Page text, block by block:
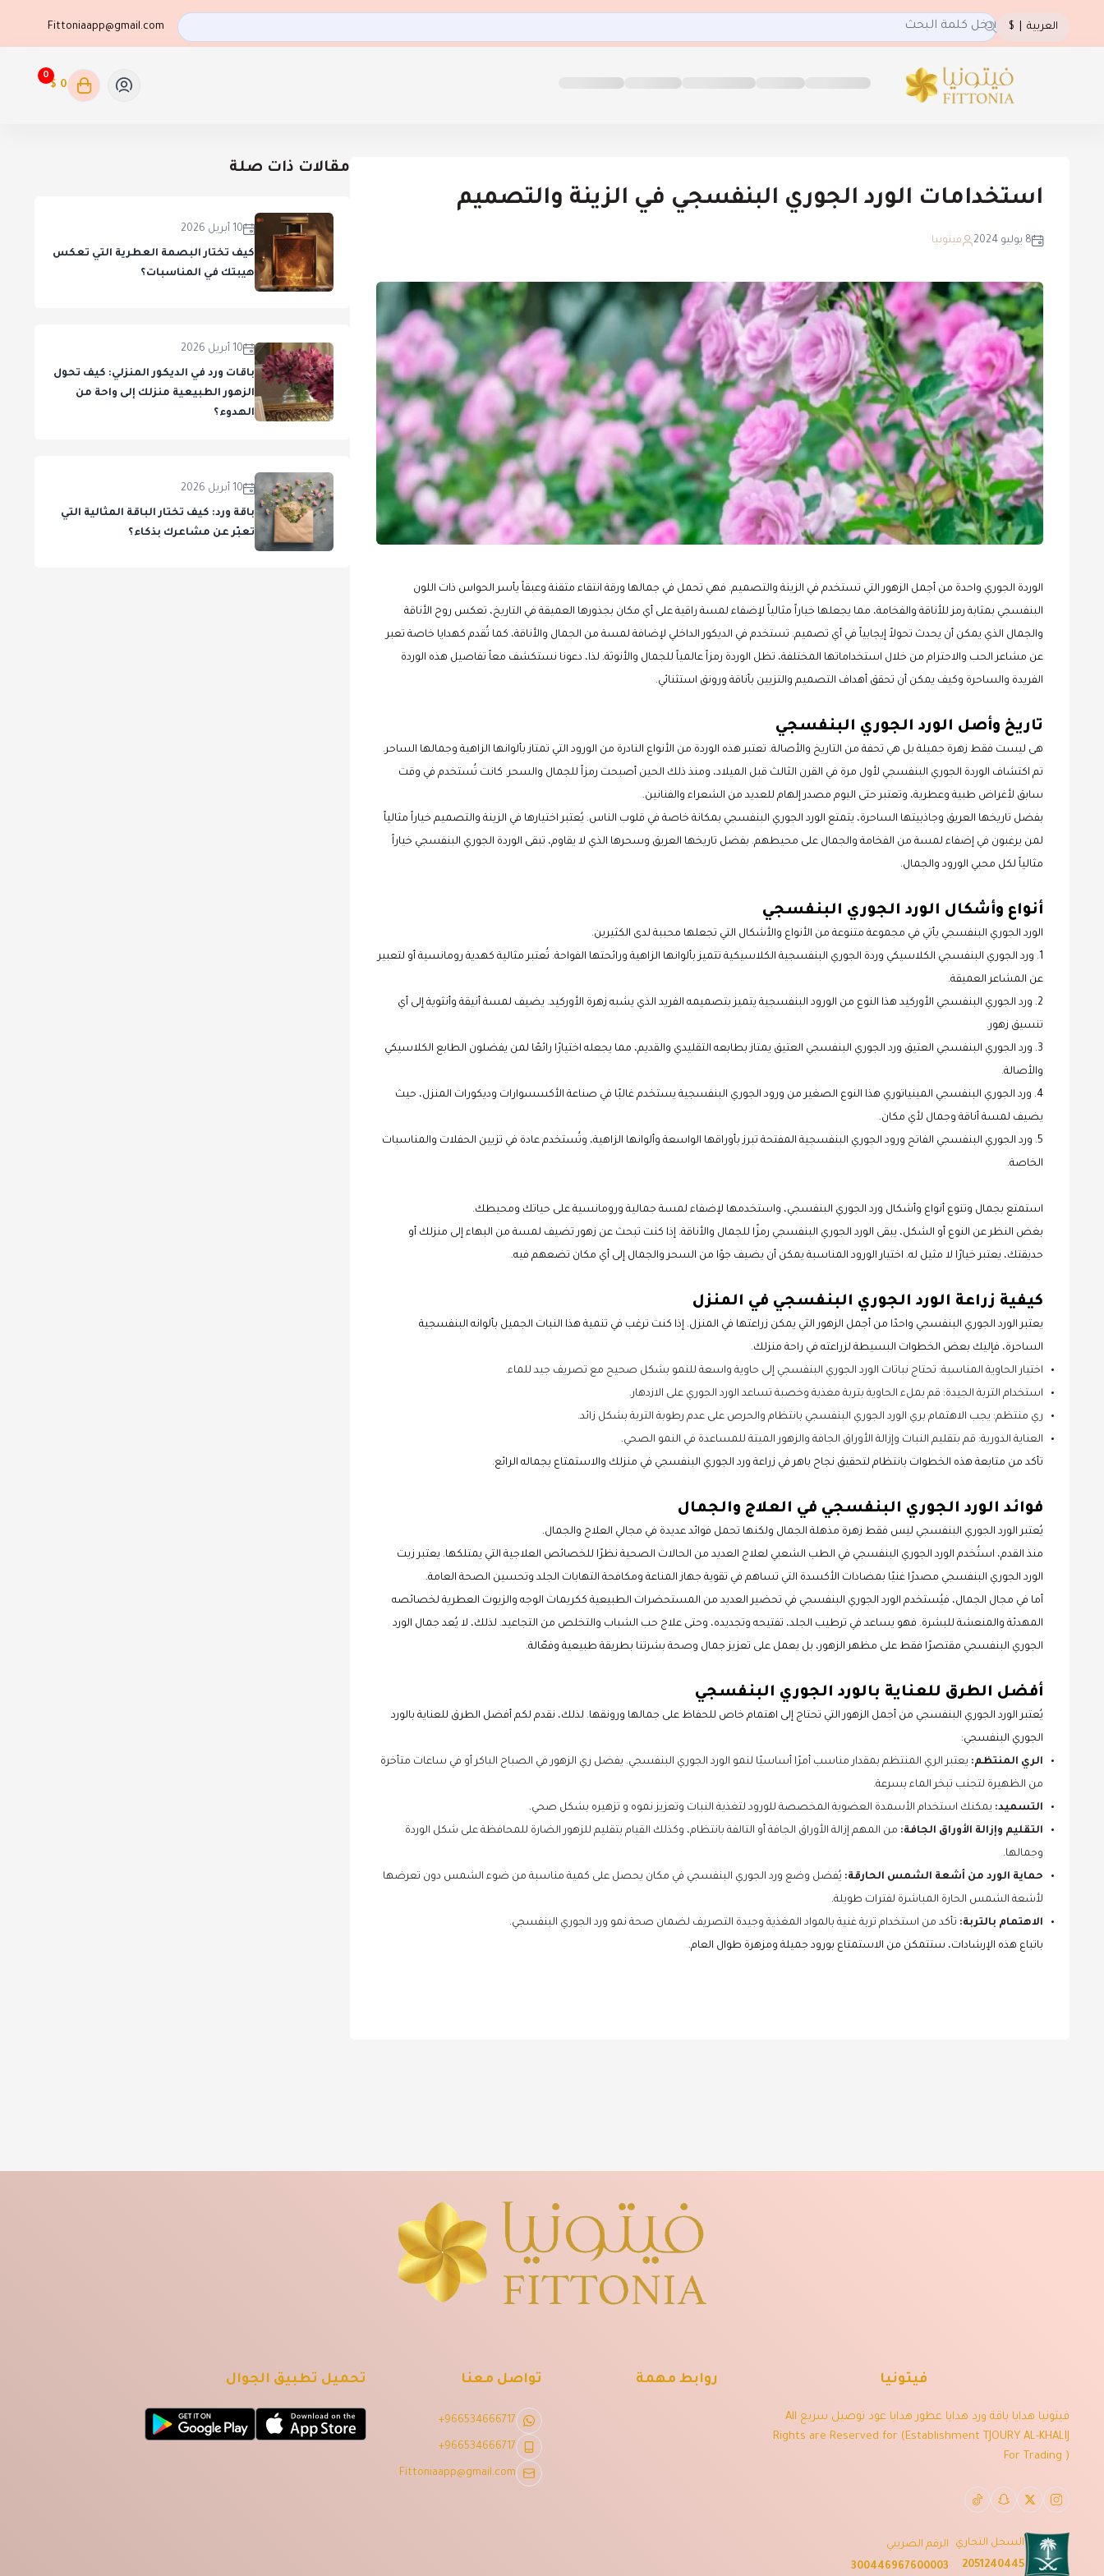
العربية $
Fittoniaapp@gmail.com
فيتونيا
0
0 $
استخدامات الورد الجوري البنفسجي في الزينة والتصميم
8 يوليو 2024 فيتونيا
الوردة الجوري واحدة من أجمل الزهور التي تستخدم في الزينة والتصميم. فهي تحمل في جمالها ورقة انتقاء متقنة وعبقاً يأسر الحواس ذات اللون
البنفسجي بمثابة رمز للأناقة والفخامة، مما يجعلها خياراً مثالياً لإضفاء لمسة راقية على أي مكان بجذورها العميقة في التاريخ، تعكس روح الأناقة
والجمال الذي يمكن أن يحدث تحولاً إيجابياً في أي تصميم. تستخدم في الديكور الداخلي لإضافة لمسة من الجمال والأناقة، كما تُقدم كهدايا خاصة تعبر
عن مشاعر الحب والاحترام من خلال استخداماتها المختلفة، تظل الوردة رمزاً عالمياً للجمال والأنوثة. لذا، دعونا نستكشف معاً تفاصيل هذه الوردة
الفريدة والساحرة وكيف يمكن أن تحقق أهداف التصميم والتزيين بأناقة ورونق استثنائي.
تاريخ وأصل الورد الجوري البنفسجي
هى ليست فقط زهرة جميلة بل هي تحفة من التاريخ والأصالة. تعتبر هذه الوردة من الأنواع النادرة من الورود التي تمتاز بألوانها الزاهية وجمالها الساحر.
تم اكتشاف الوردة الجوري البنفسجي لأول مرة في القرن الثالث قبل الميلاد، ومنذ ذلك الحين أصبحت رمزاً للجمال والسحر. كانت تُستخدم في وقت
سابق لأغراض طبية وعطرية، وتعتبر حتى اليوم مصدر إلهام للعديد من الشعراء والفنانين.
بفضل تاريخها العريق وجاذبيتها الساحرة، يتمتع الورد الجوري البنفسجي بمكانة خاصة في قلوب الناس. يُعتبر اختيارها في الزينة والتصميم خياراً مثالياً
لمن يرغبون في إضفاء لمسة من الفخامة والجمال على محيطهم. بفضل تاريخها العريق وسحرها الذي لا يقاوم، تبقى الوردة الجوري البنفسجي خياراً
مثالياً لكل محبي الورود والجمال.
أنواع وأشكال الورد الجوري البنفسجي
الورد الجوري البنفسجي يأتي في مجموعة متنوعة من الأنواع والأشكال التي تجعلها محببة لدى الكثيرين.
1. ورد الجوري البنفسجي الكلاسيكي وردة الجوري البنفسجية الكلاسيكية تتميز بألوانها الزاهية ورائحتها الفواحة. تُعتبر مثالية كهدية رومانسية أو لتعبير
عن المشاعر العميقة.
2. ورد الجوري البنفسجي الأوركيد هذا النوع من الورود البنفسجية يتميز بتصميمه الفريد الذي يشبه زهرة الأوركيد. يضيف لمسة أنيقة وأنثوية إلى أي
تنسيق زهور.
3. ورد الجوري البنفسجي العتيق ورد الجوري البنفسجي العتيق يمتاز بطابعه التقليدي والقديم، مما يجعله اختيارًا رائعًا لمن يفضلون الطابع الكلاسيكي
والأصالة.
4. ورد الجوري البنفسجي المينياتوري هذا النوع الصغير من ورود الجوري البنفسجية يستخدم غالبًا في صناعة الأكسسوارات وديكورات المنزل، حيث
يضيف لمسة أناقة وجمال لأي مكان.
5. ورد الجوري البنفسجي الفاتح ورود الجوري البنفسجية المفتحة تبرز بأوراقها الواسعة وألوانها الزاهية، وتُستخدم عادة في تزيين الحفلات والمناسبات
الخاصة.
استمتع بجمال وتنوع أنواع وأشكال ورد الجوري البنفسجي، واستخدمها لإضفاء لمسة جمالية ورومانسية على حياتك ومحيطك.
بغض النظر عن النوع أو الشكل، يبقى الورد الجوري البنفسجي رمزًا للجمال والأناقة. إذا كنت تبحث عن زهور تضيف لمسة من البهاء إلى منزلك أو
حديقتك، يعتبر خيارًا لا مثيل له. اختيار الورود المناسبة يمكن أن يضيف جوًا من السحر والجمال إلى أي مكان تضعهم فيه.
كيفية زراعة الورد الجوري البنفسجي في المنزل
يعتبر الورد الجوري البنفسجي واحدًا من أجمل الزهور التي يمكن زراعتها في المنزل. إذا كنت ترغب في تنمية هذا النبات الجميل بألوانه البنفسجية
الساحرة، فإليك بعض الخطوات البسيطة لزراعته في راحة منزلك.
اختيار الحاوية المناسبة: تحتاج نباتات الورد الجوري البنفسجي إلى حاوية واسعة للنمو بشكل صحيح مع تصريف جيد للماء.
استخدام التربة الجيدة: قم بملء الحاوية بتربة مغذية وخصبة تساعد الورد الجوري على الازدهار.
ري منتظم: يجب الاهتمام بري الورد الجوري البنفسجي بانتظام والحرص على عدم رطوبة التربة بشكل زائد.
العناية الدورية: قم بتقليم النبات وإزالة الأوراق الجافة والزهور الميتة للمساعدة في النمو الصحي.
تأكد من متابعة هذه الخطوات بانتظام لتحقيق نجاح باهر في زراعة ورد الجوري البنفسجي في منزلك والاستمتاع بجماله الرائع.
فوائد الورد الجوري البنفسجي في العلاج والجمال
يُعتبر الورد الجوري البنفسجي ليس فقط زهرة مذهلة الجمال ولكنها تحمل فوائد عديدة في مجالي العلاج والجمال.
منذ القدم، استُخدم الورد الجوري البنفسجي في الطب الشعبي لعلاج العديد من الحالات الصحية نظرًا للخصائص العلاجية التي يمتلكها. يعتبر زيت
الورد الجوري البنفسجي مصدرًا غنيًا بمضادات الأكسدة التي تساهم في تقوية جهاز المناعة ومكافحة التهابات الجلد وتحسين الصحة العامة.
أما في مجال الجمال، فيُستخدم الورد الجوري البنفسجي في تحضير العديد من المستحضرات الطبيعية ككريمات الوجه والزيوت العطرية لخصائصه
المهدئة والمنعشة للبشرة. فهو يساعد في ترطيب الجلد، تفتيحه وتجديده، وحتى علاج حب الشباب والتخلص من التجاعيد. لذلك، لا يُعد جمال الورد
الجوري البنفسجي مقتصرًا فقط على مظهر الزهور، بل يعمل على تعزيز جمال وصحة بشرتنا بطريقة طبيعية وفعّالة.
أفضل الطرق للعناية بالورد الجوري البنفسجي
يُعتبر الورد الجوري البنفسجي من أجمل الزهور التي تحتاج إلى اهتمام خاص للحفاظ على جمالها ورونقها. لذلك، نقدم لكم أفضل الطرق للعناية بالورد
الجوري البنفسجي:
الري المنتظم: يعتبر الري المنتظم بمقدار مناسب أمرًا أساسيًا لنمو الورد الجوري البنفسجي. يفضل ري الزهور في الصباح الباكر أو في ساعات متأخرة
من الظهيرة لتجنب تبخر الماء بسرعة.
التسميد: يمكنك استخدام الأسمدة العضوية المخصصة للورود لتغذية النبات وتعزيز نموه و تزهيره بشكل صحي.
التقليم وإزالة الأوراق الجافة: من المهم إزالة الأوراق الجافة أو التالفة بانتظام، وكذلك القيام بتقليم للزهور الضارة للمحافظة على شكل الوردة
وجمالها.
حماية الورد من أشعة الشمس الحارقة: يُفضل وضع ورد الجوري البنفسجي في مكان يحصل على كمية مناسبة من ضوء الشمس دون تعرضها
لأشعة الشمس الحارة المباشرة لفترات طويلة.
الاهتمام بالتربة: تأكد من استخدام تربة غنية بالمواد المغذية وجيدة التصريف لضمان صحة نمو ورد الجوري البنفسجي.
باتباع هذه الإرشادات، ستتمكن من الاستمتاع بورود جميلة ومزهرة طوال العام.
مقالات ذات صلة
10 أبريل 2026
كيف تختار البصمة العطرية التي تعكس
هيبتك في المناسبات؟
10 أبريل 2026
باقات ورد في الديكور المنزلي: كيف تحول
الزهور الطبيعية منزلك إلى واحة من
الهدوء؟
10 أبريل 2026
باقة ورد: كيف تختار الباقة المثالية التي
تعبّر عن مشاعرك بذكاء؟
فيتونيا
فيتونيا هدايا باقة ورد هدايا عطور هدايا عود توصيل سريع All
Rights are Reserved for (Establishment TJOURY AL-KHALIJ
For Trading )
السجل التجاري
2051240445
الرقم الضريبي
300446967600003
روابط مهمة تواصل معنا
+966534666717
+966534666717
Fittoniaapp@gmail.com
تحميل تطبيق الجوال